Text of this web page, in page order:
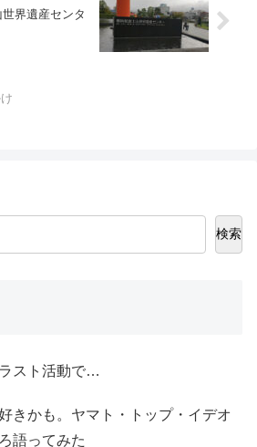
界遺産センタ
検索
スト活動で…
きかも。ヤマト・トップ・イデオ
語ってみた